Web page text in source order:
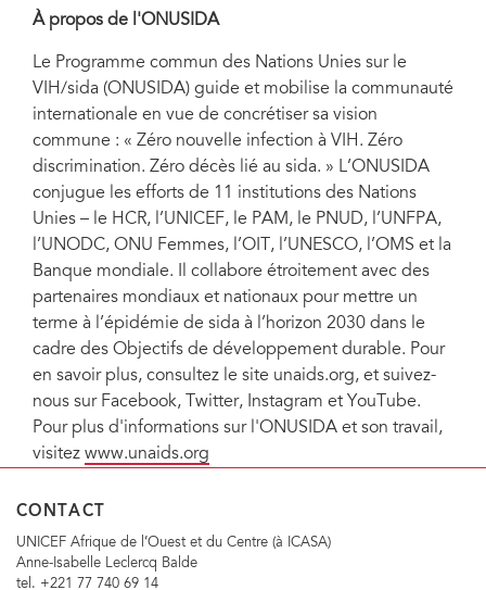
À propos de l'ONUSIDA
Le Programme commun des Nations Unies sur le
VIH/sida (ONUSIDA) guide et mobilise la communauté
internationale en vue de concrétiser sa vision
commune : « Zéro nouvelle infection à VIH. Zéro
discrimination. Zéro décès lié au sida. » L’ONUSIDA
conjugue les efforts de 11 institutions des Nations
Unies – le HCR, l’UNICEF, le PAM, le PNUD, l’UNFPA,
l’UNODC, ONU Femmes, l’OIT, l’UNESCO, l’OMS et la
Banque mondiale. Il collabore étroitement avec des
partenaires mondiaux et nationaux pour mettre un
terme à l’épidémie de sida à l’horizon 2030 dans le
cadre des Objectifs de développement durable. Pour
en savoir plus, consultez le site unaids.org, et suivez-
nous sur Facebook, Twitter, Instagram et YouTube.
Pour plus d'informations sur l'ONUSIDA et son travail,
visitez www.unaids.org
CONTACT
UNICEF Afrique de l’Ouest et du Centre (à ICASA)
Anne-Isabelle Leclercq Balde
tel. +221 77 740 69 14